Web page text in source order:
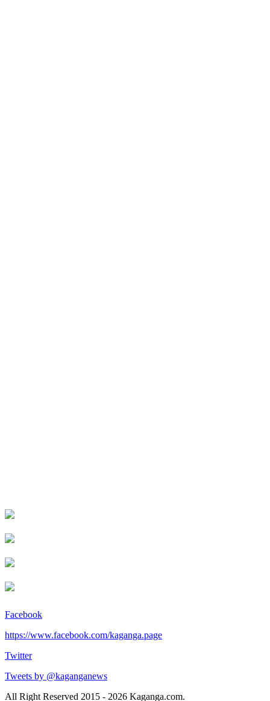
Facebook
https://www.facebook.com/kaganga.page
Twitter
Tweets by @kaganganews
All Right Reserved 2015 - 2026 Kaganga.com.